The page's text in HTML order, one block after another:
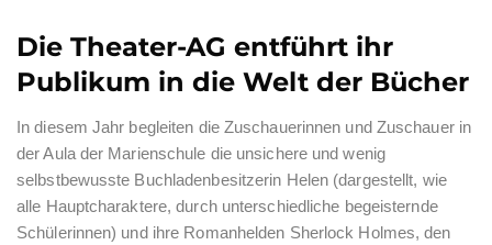
Die Theater-AG entführt ihr
Publikum in die Welt der Bücher
In diesem Jahr begleiten die Zuschauerinnen und Zuschauer in
der Aula der Marienschule die unsichere und wenig
selbstbewusste Buchladenbesitzerin Helen (dargestellt, wie
alle Hauptcharaktere, durch unterschiedliche begeisternde
Schülerinnen) und ihre Romanhelden Sherlock Holmes, den